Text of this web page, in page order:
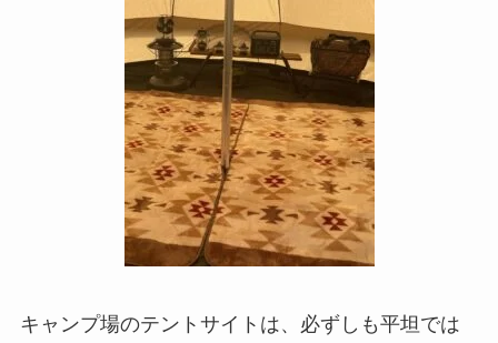
キャンプ場のテントサイトは、必ずしも平坦では